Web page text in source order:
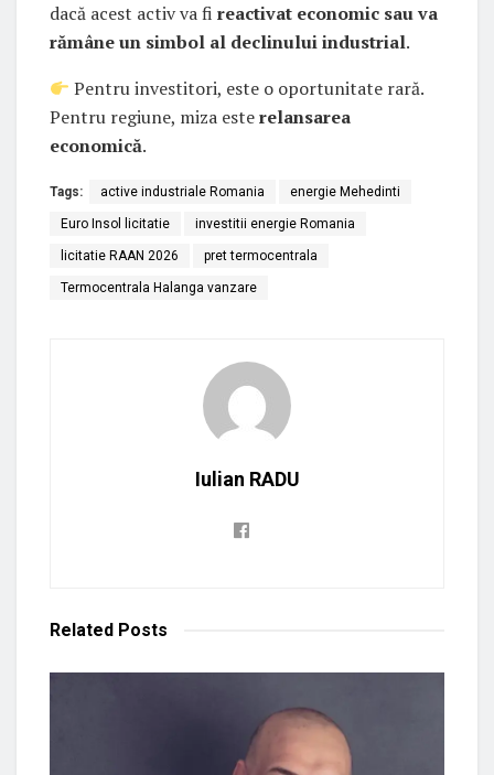
dacă acest activ va fi reactivat economic sau va
rămâne un simbol al declinului industrial.
Pentru investitori, este o oportunitate rară.
Pentru regiune, miza esterelansarea
economică.
Tags: active industriale Romania energie Mehedinti
Euro Insol licitatie investitii energie Romania
licitatie RAAN 2026 pret termocentrala
Termocentrala Halanga vanzare
Iulian RADU
Related Posts